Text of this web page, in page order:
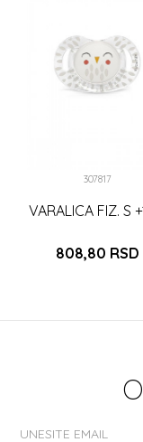
307817
VARALICA FIZ. S
808,80 RSD